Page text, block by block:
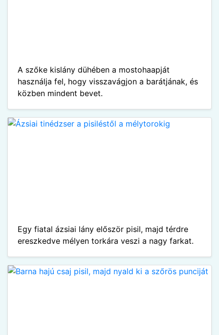
A szőke kislány dühében a mostohaapját
használja fel, hogy visszavágjon a barátjának, és
közben mindent bevet.
Egy fiatal ázsiai lány először pisil, majd térdre
ereszkedve mélyen torkára veszi a nagy farkat.